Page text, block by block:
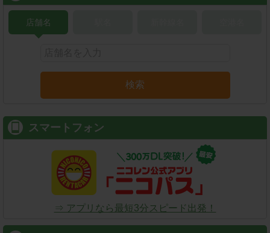
店舗名
検索
スマートフォン
⇒ アプリなら最短3分スピード出発！